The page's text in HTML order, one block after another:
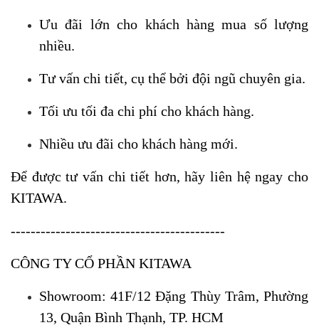
Ưu đãi lớn cho khách hàng mua số lượng
nhiều.
Tư vấn chi tiết, cụ thể bởi đội ngũ chuyên gia.
Tối ưu tối đa chi phí cho khách hàng.
Nhiều ưu đãi cho khách hàng mới.
Để được tư vấn chi tiết hơn, hãy liên hệ ngay cho
KITAWA.
-------------------------------------------
CÔNG TY CỔ PHẦN KITAWA
Showroom: 41F/12 Đặng Thùy Trâm, Phường
13, Quận Bình Thạnh, TP. HCM